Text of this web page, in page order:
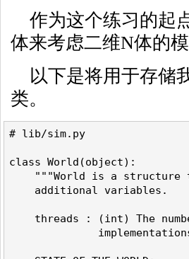
作为这个练习的起
体来考虑二维N体的模
以下是将用于存储
类。
# lib/sim.py
class World(object):
"""World is a structure
    additional variables.
threads : (int) The